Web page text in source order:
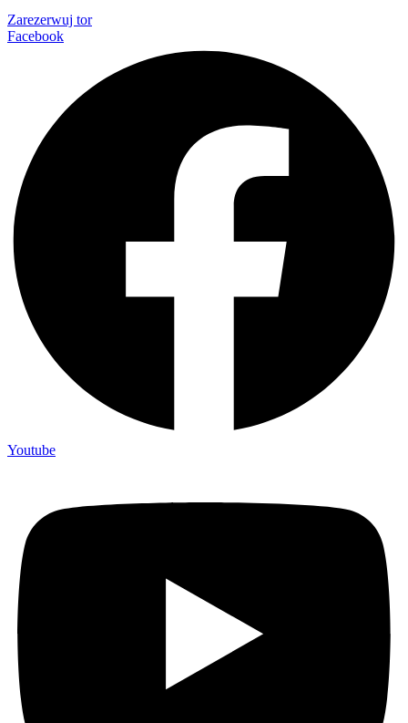
Zarezerwuj tor
Facebook
Youtube